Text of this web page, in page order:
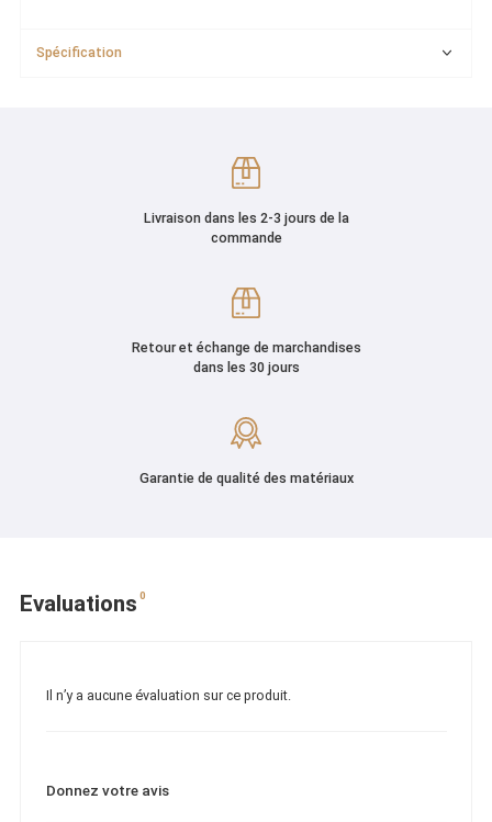
Spécification
Livraison dans les 2-3 jours de la
commande
Retour et échange de marchandises
dans les 30 jours
Garantie de qualité des matériaux
Evaluations 0
Il n’y a aucune évaluation sur ce produit.
Donnez votre avis